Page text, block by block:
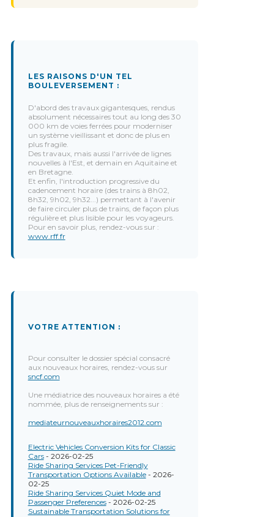
LES RAISONS D'UN TEL
BOULEVERSEMENT :
D'abord des travaux gigantesques, rendus
absolument nécessaires tout au long des 30
000 km de voies ferrées pour moderniser
un système vieillissant et donc de plus en
plus fragile.
Des travaux, mais aussi l'arrivée de lignes
nouvelles à l'Est, et demain en Aquitaine et
en Bretagne.
Et enfin, l'introduction progressive du
cadencement horaire (des trains à 8h02,
8h32, 9h02, 9h32...) permettant à l'avenir
de faire circuler plus de trains, de façon plus
régulière et plus lisible pour les voyageurs.
Pour en savoir plus, rendez-vous sur :
www.rff.fr
VOTRE ATTENTION :
Pour consulter le dossier spécial consacré
aux nouveaux horaires, rendez-vous sur
sncf.com
Une médiatrice des nouveaux horaires a été
nommée, plus de renseignements sur :
mediateurnouveauxhoraires2012.com
Electric Vehicles Conversion Kits for Classic
Cars- 2026-02-25
Ride Sharing Services Pet-Friendly
Transportation Options Available- 2026-
02-25
Ride Sharing Services Quiet Mode and
Passenger Preferences- 2026-02-25
Sustainable Transportation Solutions for